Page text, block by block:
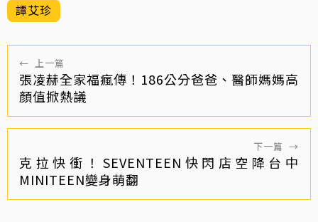
譚艾珍
← 上一篇
張凌赫全家福瘋傳！186公分爸爸、醫師媽媽高
顏值掀熱議
下一篇 →
克拉快衝！SEVENTEEN快閃店空降台中
MINITEEN變身萌翻